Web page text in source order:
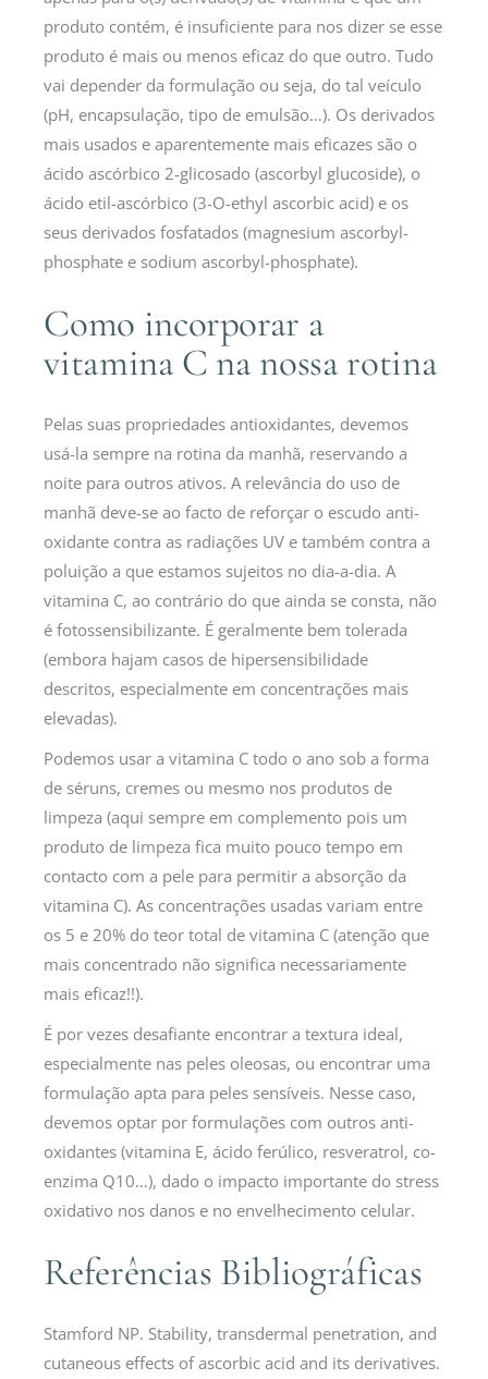
produto contém, é insuficiente para nos dizer se esse
produto é mais ou menos eficaz do que outro. Tudo
vai depender da formulação ou seja, do tal veículo
(pH, encapsulação, tipo de emulsão…). Os derivados
mais usados e aparentemente mais eficazes são o
ácido ascórbico 2-glicosado (ascorbyl glucoside), o
ácido etil-ascórbico (3-O-ethyl ascorbic acid) e os
seus derivados fosfatados (magnesium ascorbyl-
phosphate e sodium ascorbyl-phosphate).
Como incorporar a
vitamina C na nossa rotina
Pelas suas propriedades antioxidantes, devemos
usá-la sempre na rotina da manhã, reservando a
noite para outros ativos. A relevância do uso de
manhã deve-se ao facto de reforçar o escudo anti-
oxidante contra as radiações UV e também contra a
poluição a que estamos sujeitos no dia-a-dia. A
vitamina C, ao contrário do que ainda se consta, não
é fotossensibilizante. É geralmente bem tolerada
(embora hajam casos de hipersensibilidade
descritos, especialmente em concentrações mais
elevadas).
Podemos usar a vitamina C todo o ano sob a forma
de séruns, cremes ou mesmo nos produtos de
limpeza (aqui sempre em complemento pois um
produto de limpeza fica muito pouco tempo em
contacto com a pele para permitir a absorção da
vitamina C). As concentrações usadas variam entre
os 5 e 20% do teor total de vitamina C (atenção que
mais concentrado não significa necessariamente
mais eficaz!!).
É por vezes desafiante encontrar a textura ideal,
especialmente nas peles oleosas, ou encontrar uma
formulação apta para peles sensíveis. Nesse caso,
devemos optar por formulações com outros anti-
oxidantes (vitamina E, ácido ferúlico, resveratrol, co-
enzima Q10…), dado o impacto importante do stress
oxidativo nos danos e no envelhecimento celular.
Referências Bibliográficas
Stamford NP. Stability, transdermal penetration, and
cutaneous effects of ascorbic acid and its derivatives.